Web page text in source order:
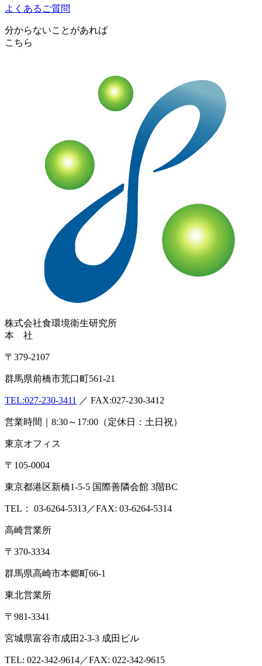
よくあるご質問
分からないことがあれば
こちら
株式会社食環境衛生研究所
本 社
〒379-2107
群馬県前橋市荒口町561-21
TEL:027-230-3411 ／ FAX:027-230-3412
営業時間｜8:30～17:00（定休日：土日祝）
東京オフィス
〒105-0004
東京都港区新橋1-5-5 国際善隣会館 3階BC
TEL： 03-6264-5313／FAX: 03-6264-5314
高崎営業所
〒370-3334
群馬県高崎市本郷町66-1
東北営業所
〒981-3341
宮城県富谷市成田2-3-3 成田ビル
TEL: 022-342-9614／FAX: 022-342-9615